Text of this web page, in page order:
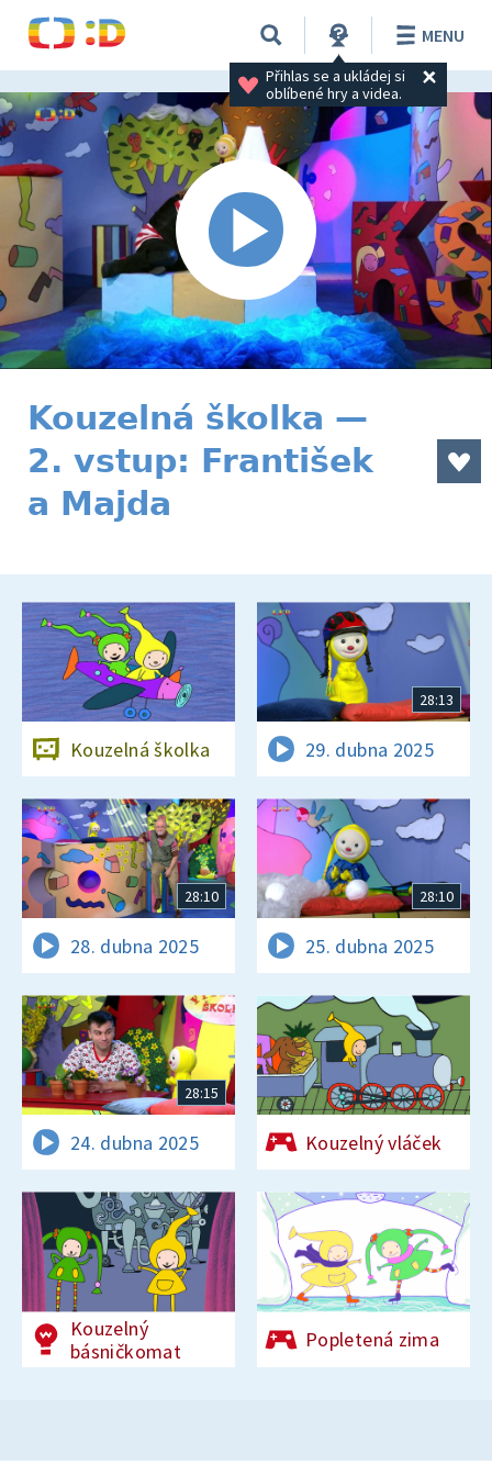
Přihlas se a ukládej si
oblíbené hry a videa.
MENU
Kouzelná školka —
2. vstup: František
a Majda
Kouzelná školka
28:13
29. dubna 2025
28:10
28. dubna 2025
28:10
25. dubna 2025
28:15
24. dubna 2025 Kouzelný vláček
Kouzelný
básničkomat
Popletená zima